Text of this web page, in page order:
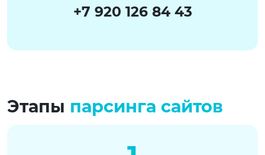
+7 920 126 84 43
Этапы парсинга сайтов